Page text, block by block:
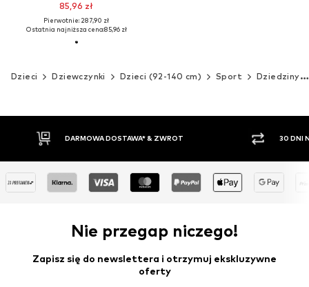
85,96 zł
Pierwotnie: 287,90 zł
Ostatnia najniższa cena:85,96 zł
Dzieci Dziewczynki Dzieci (92-140 cm) Sport Dziedziny sportowe
30 DNI NA ZWROT TOWARU
Nie przegap niczego!
Zapisz się do newslettera i otrzymuj ekskluzywne
oferty